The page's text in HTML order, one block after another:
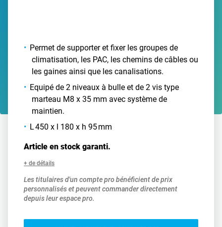
Permet de supporter et fixer les groupes de
climatisation, les PAC, les chemins de câbles ou
les gaines ainsi que les canalisations.
Equipé de 2 niveaux à bulle et de 2 vis type
marteau M8 x 35 mm avec système de
maintien.
L 450 x l 180 x h 95 mm
Article en stock garanti.
+ de détails
Les titulaires d'un compte pro bénéficient de prix
personnalisés et peuvent commander directement
depuis leur espace pro.